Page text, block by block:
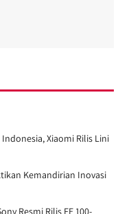
Xiaomi Rilis Lini
Kemandirian Inovasi
Resmi Rilis FE 100-